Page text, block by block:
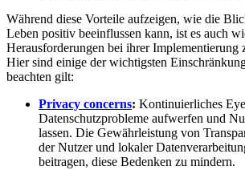
Während diese Vorteile aufzeigen, wie die
Leben positiv beeinflussen kann, ist es auch
Herausforderungen bei ihrer Implementierung
Hier sind einige der wichtigsten
beachten gilt:
Privacy concerns: Kontinuierliches
Datenschutzprobleme aufwerfen und
lassen. Die Gewährleistung von
der Nutzer und lokaler
beitragen, diese Bedenken zu mindern.